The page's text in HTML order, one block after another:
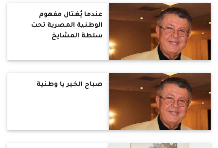
عندما يُغتال مفهوم
الوطنية المصرية تحت
سلطة المشايخ
صباح الخير يا وطنية